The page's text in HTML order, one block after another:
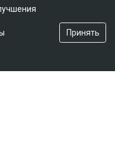
Принять